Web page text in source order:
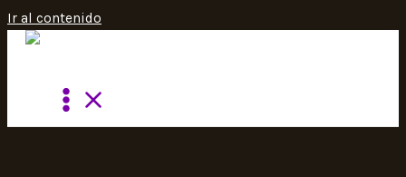
Ir al contenido